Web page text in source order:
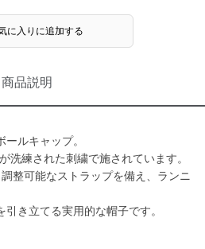
に入りに追加する
商品説明
ルキャップ。
洗練された刺繍で施されています。
整可能なストラップを備え、ランニ
き立てる実用的な帽子です。